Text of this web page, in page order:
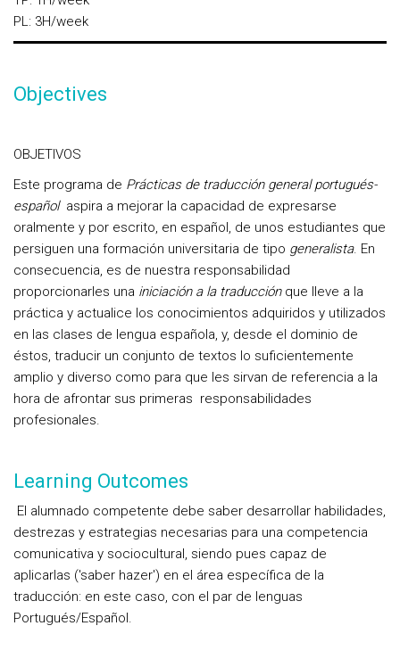
PL: 3H/week
Objectives
OBJETIVOS
Este programa de Prácticas de traducción general portugués-
españolaspira a mejorar la capacidad de expresarse
oralmente y por escrito, en español, de unos estudiantes que
persiguen una formación universitaria de tipo generalista. En
consecuencia, es de nuestra responsabilidad
proporcionarles una iniciación a la traducciónque lleve a la
práctica y actualice los conocimientos adquiridos y utilizados
en las clases de lengua española, y, desde el dominio de
éstos, traducir un conjunto de textos lo suficientemente
amplio y diverso como para que les sirvan de referencia a la
hora de afrontar sus primeras responsabilidades
profesionales.
Learning Outcomes
El alumnado competente debe saber desarrollar habilidades,
destrezas y estrategias necesarias para una competencia
comunicativa y sociocultural, siendo pues capaz de
aplicarlas ('saber hazer') en el área específica de la
traducción: en este caso, con el par de lenguas
Portugués/Español.